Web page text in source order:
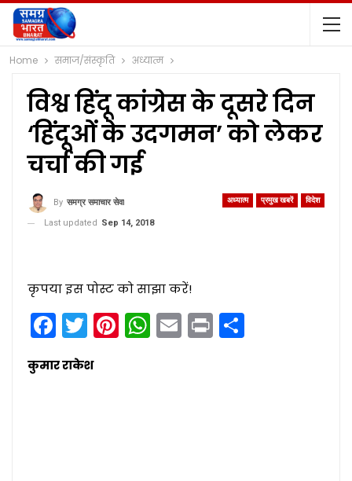
Home समाज/संस्कृति अध्यात्म
विश्व हिंदू कांग्रेस के दूसरे दिन
‘हिंदूओं के उदगमन’ को लेकर
चर्चा की गई
अध्यात्म प्रमुख खबरें विदेश
By समग्र समाचार सेवा
Last updated
Sep 14, 2018
कृपया इस पोस्ट को साझा करें!
Facebook
Twitter
Pinterest
WhatsApp
Email
Print
कुमार राकेश